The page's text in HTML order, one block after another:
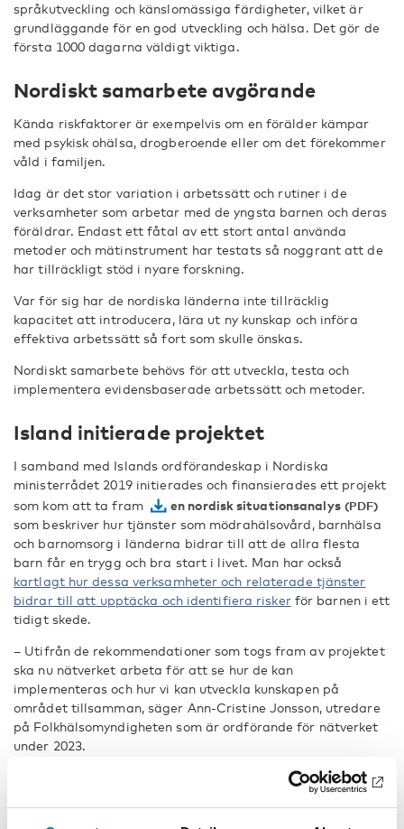
språkutveckling och känslomässiga färdigheter, vilket är
grundläggande för en god utveckling och hälsa. Det gör de
första 1000 dagarna väldigt viktiga.
Nordiskt samarbete avgörande
Kända riskfaktorer är exempelvis om en förälder kämpar
med psykisk ohälsa, drogberoende eller om det förekommer
våld i familjen.
Idag är det stor variation i arbetssätt och rutiner i de
verksamheter som arbetar med de yngsta barnen och deras
föräldrar. Endast ett fåtal av ett stort antal använda
metoder och mätinstrument har testats så noggrant att de
har tillräckligt stöd i nyare forskning.
Var för sig har de nordiska länderna inte tillräcklig
kapacitet att introducera, lära ut ny kunskap och införa
effektiva arbetssätt så fort som skulle önskas.
Nordiskt samarbete behövs för att utveckla, testa och
implementera evidensbaserade arbetssätt och metoder.
Island initierade projektet
I samband med Islands ordförandeskap i Nordiska
ministerrådet 2019 initierades och finansierades ett projekt
som kom att ta fram
en nordisk situationsanalys
som beskriver hur tjänster som mödrahälsovård, barnhälsa
och barnomsorg i länderna bidrar till att de allra flesta
barn får en trygg och bra start i livet. Man har också
kartlagt hur dessa verksamheter och relaterade tjänster
bidrar till att upptäcka och identifiera riskerför barnen i ett
tidigt skede.
– Utifrån de rekommendationer som togs fram av projektet
ska nu nätverket arbeta för att se hur de kan
implementeras och hur vi kan utveckla kunskapen på
området tillsamman, säger Ann-Cristine Jonsson, utredare
på Folkhälsomyndigheten som är ordförande för nätverket
under 2023.
Målet är ökad kunskap och kunskapsdelning med uppdraget
att föreslå hur det nordiska samarbetet kan stärka och